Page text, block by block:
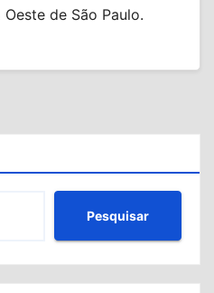
de São Paulo.
Pesquisar